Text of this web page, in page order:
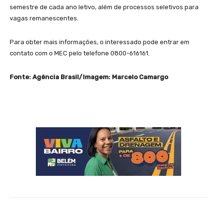
semestre de cada ano letivo, além de processos seletivos para
vagas remanescentes.
Para obter mais informações, o interessado pode entrar em
contato com o MEC pelo telefone 0800-616161.
Fonte: Agência Brasil/Imagem: Marcelo Camargo